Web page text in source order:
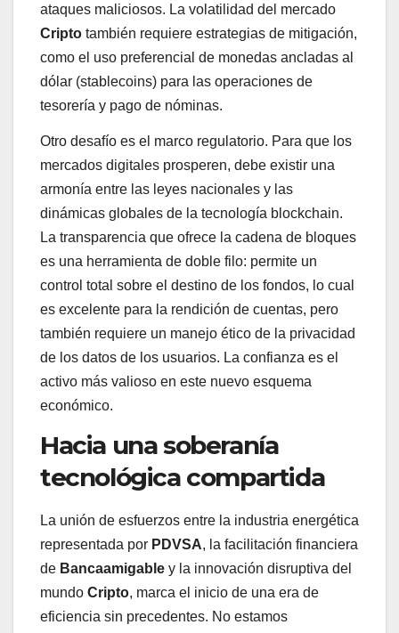
ataques maliciosos. La volatilidad del mercado
Cripto también requiere estrategias de mitigación,
como el uso preferencial de monedas ancladas al
dólar (stablecoins) para las operaciones de
tesorería y pago de nóminas.
Otro desafío es el marco regulatorio. Para que los
mercados digitales prosperen, debe existir una
armonía entre las leyes nacionales y las
dinámicas globales de la tecnología blockchain.
La transparencia que ofrece la cadena de bloques
es una herramienta de doble filo: permite un
control total sobre el destino de los fondos, lo cual
es excelente para la rendición de cuentas, pero
también requiere un manejo ético de la privacidad
de los datos de los usuarios. La confianza es el
activo más valioso en este nuevo esquema
económico.
Hacia una soberanía
tecnológica compartida
La unión de esfuerzos entre la industria energética
representada por PDVSA, la facilitación financiera
de Bancaamigable y la innovación disruptiva del
mundo Cripto, marca el inicio de una era de
eficiencia sin precedentes. No estamos